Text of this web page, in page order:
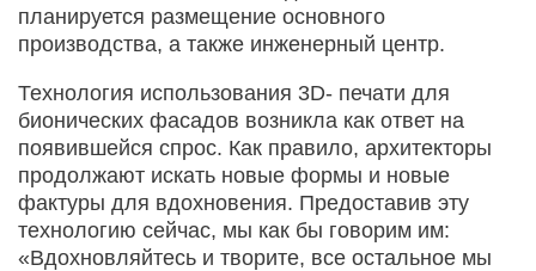
планируется размещение основного
производства, а также инженерный центр.
Технология использования 3D- печати для
бионических фасадов возникла как ответ на
появившейся спрос. Как правило, архитекторы
продолжают искать новые формы и новые
фактуры для вдохновения. Предоставив эту
технологию сейчас, мы как бы говорим им:
«Вдохновляйтесь и творите, все остальное мы